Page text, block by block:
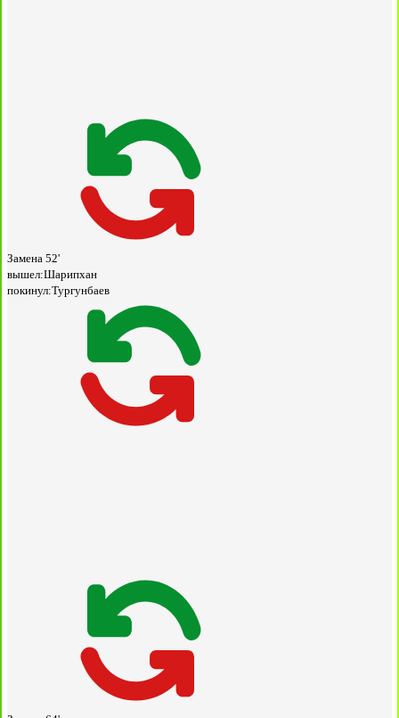
Замена 52'
вышел:Шарипхан
покинул:Тургунбаев